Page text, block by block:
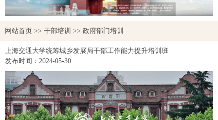
网站首页 >> 干部培训 >> 政府部门培训
上海交通大学统筹城乡发展局干部工作能力提升培训班
发布时间： 2024-05-30